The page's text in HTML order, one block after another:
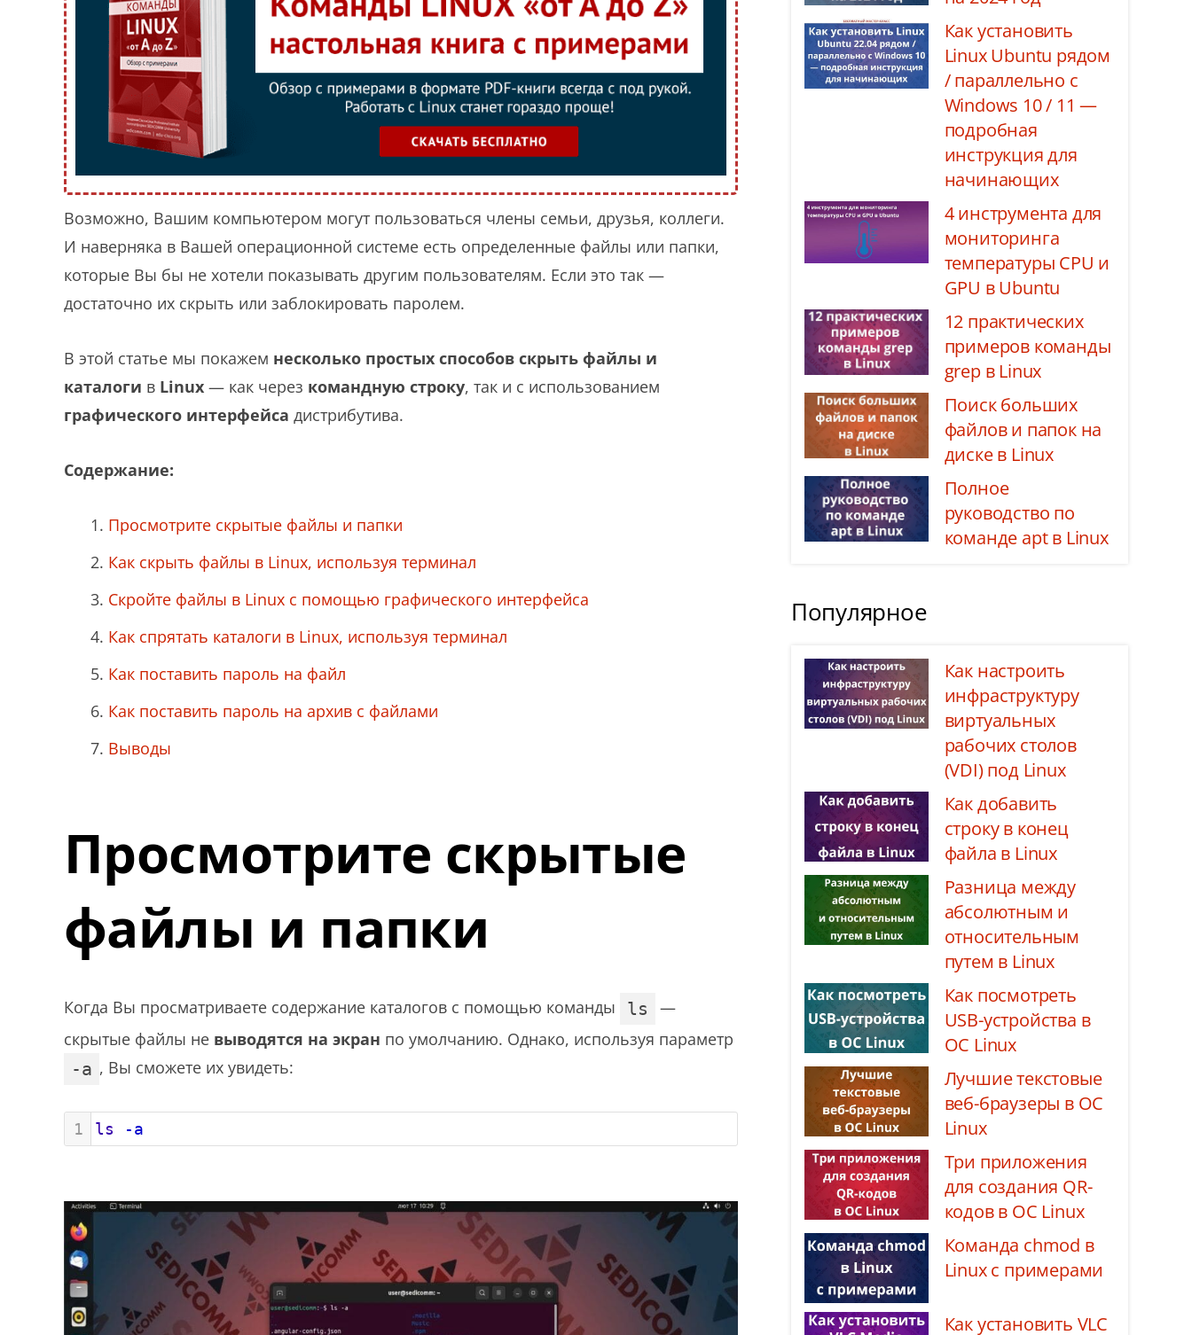
Возможно, Вашим компьютером могут пользоваться члены семьи, друзья, коллеги.
И наверняка в Вашей операционной системе есть определенные файлы или папки,
которые Вы бы не хотели показывать другим пользователям. Если это так —
достаточно их скрыть или заблокировать паролем.
В этой статье мы покажем несколько простых способов скрыть файлы и
каталоги в Linux — как через командную строку, так и с использованием
графического интерфейса дистрибутива.
Содержание:
Просмотрите скрытые файлы и папки
Как скрыть файлы в Linux, используя терминал
Скройте файлы в Linux с помощью графического интерфейса
Как спрятать каталоги в Linux, используя терминал
Как поставить пароль на файл
Как поставить пароль на архив с файлами
Выводы
Просмотрите скрытые
файлы и папки
Когда Вы просматриваете содержание каталогов с помощью команды ls
—
скрытые файлы не выводятся на экран по умолчанию. Однако, используя параметр
-a , Вы сможете их увидеть:
1 ls -a
Как установить
Linux Ubuntu рядом
/ параллельно с
Windows 10 / 11 —
подробная
инструкция для
начинающих
4 инструмента для
мониторинга
температуры CPU и
GPU в Ubuntu
12 практических
примеров команды
grep в Linux
Поиск больших
файлов и папок на
диске в Linux
Полное
руководство по
команде apt в Linux
Популярное
Как настроить
инфраструктуру
виртуальных
рабочих столов
(VDI) под Linux
Как добавить
строку в конец
файла в Linux
Разница между
абсолютным и
относительным
путем в Linux
Как посмотреть
USB-устройства в
ОС Linux
Лучшие текстовые
веб-браузеры в ОС
Linux
Три приложения
для создания QR-
кодов в ОС Linux
Команда chmod в
Linux с примерами
Как установить VLC